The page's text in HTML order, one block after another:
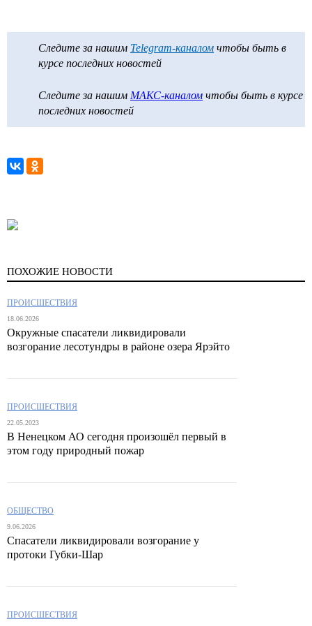
Следите за нашим Telegram-каналом чтобы быть в
курсе последних новостей
Следите за нашим МАКС-каналом чтобы быть в курсе
последних новостей
ПОХОЖИЕ НОВОСТИ
ПРОИСШЕСТВИЯ
18.06.2026
Окружные спасатели ликвидировали
возгорание лесотундры в районе озера Ярэйто
ПРОИСШЕСТВИЯ
22.05.2023
В Ненецком АО сегодня произошёл первый в
этом году природный пожар
ОБЩЕСТВО
9.06.2026
Спасатели ликвидировали возгорание у
протоки Губки‑Шар
ПРОИСШЕСТВИЯ